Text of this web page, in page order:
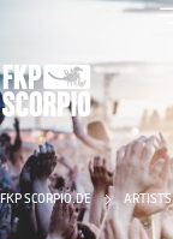
FKP SCORPIO.DE ARTISTS